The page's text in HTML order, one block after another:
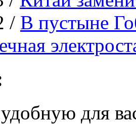
/ В пустыне
для